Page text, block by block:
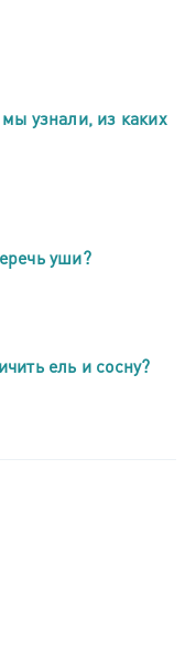
узнали, из каких
уши?
ель и сосну?